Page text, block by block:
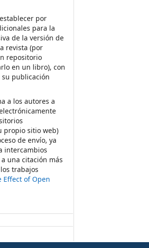
por
para la
de la versión de
revista (por
repositorio
en un libro), con
publicación
a los autores a
propio sitio web)
de envío, ya
intercambios
una citación más
trabajos
Effect of Open